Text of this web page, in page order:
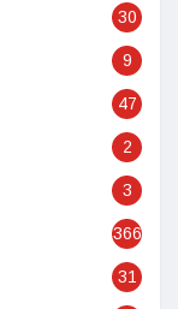
30
9
47
2
3
366
31